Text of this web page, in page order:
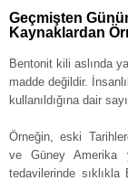
Geçmişten
Kaynaklardan
Bentonit kili aslında
madde değildir.
kullanıldığına dair
Örneğin, eski
ve Güney Amerika
tedavilerinde sıklıkla